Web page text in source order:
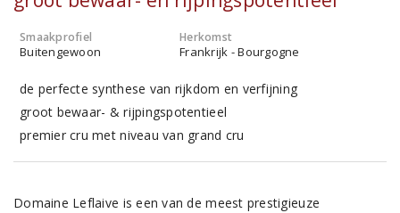
Smaakprofiel
Buitengewoon
Herkomst
Frankrijk - Bourgogne
de perfecte synthese van rijkdom en verfijning
groot bewaar- & rijpingspotentieel
premier cru met niveau van grand cru
Domaine Leflaive is een van de meest prestigieuze